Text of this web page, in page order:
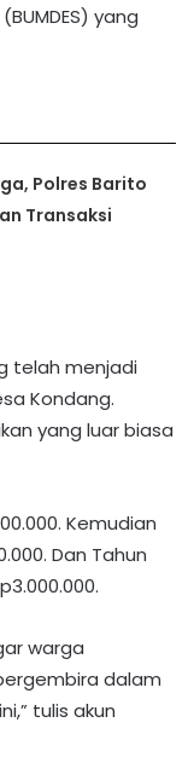
yang
Polres Barito
Transaksi
telah menjadi
Kondang.
yang luar biasa
Kemudian
Dan Tahun
warga
dalam
tulis akun